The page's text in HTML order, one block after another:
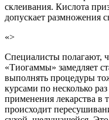
склеивания. Кислота
допускает размножения
«>
Специалисты полагают,
«Тиогаммы» замедляет
выполнять процедуры
курсами по несколько
применения лекарства в
происходит